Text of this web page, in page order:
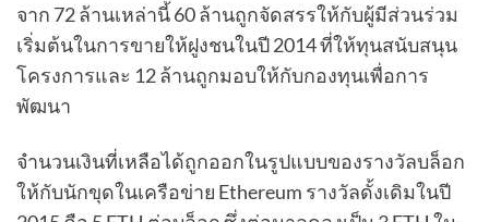
จาก 72 ล้านเหล่านี้ 60 ล้านถูกจัดสรรให้กับผู้มีส่วนร่วม
เริ่มต้นในการขายให้ฝูงชนในปี 2014 ที่ให้ทุนสนับสนุน
โครงการและ 12 ล้านถูกมอบให้กับกองทุนเพื่อการ
พัฒนา
จำนวนเงินที่เหลือได้ถูกออกในรูปแบบของรางวัลบล็อก
ให้กับนักขุดในเครือข่าย Ethereum รางวัลดั้งเดิมในปี